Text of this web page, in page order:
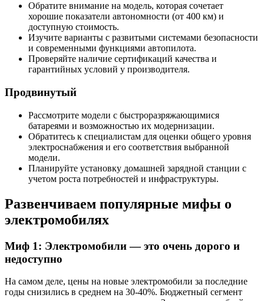
Обратите внимание на модель, которая сочетает
хорошие показатели автономности (от 400 км) и
доступную стоимость.
Изучите варианты с развитыми системами безопасности
и современными функциями автопилота.
Проверяйте наличие сертификаций качества и
гарантийных условий у производителя.
Продвинутый
Рассмотрите модели с быстроразряжающимися
батареями и возможностью их модернизации.
Обратитесь к специалистам для оценки общего уровня
электроснабжения и его соответствия выбранной
модели.
Планируйте установку домашней зарядной станции с
учетом роста потребностей и инфраструктуры.
Развенчиваем популярные мифы о
электромобилях
Миф 1: Электромобили — это очень дорого и
недоступно
На самом деле, цены на новые электромобили за последние
годы снизились в среднем на 30-40%. Бюджетный сегмент